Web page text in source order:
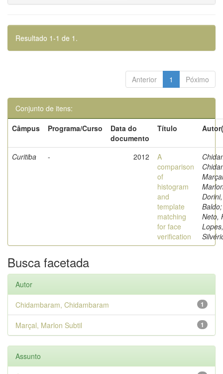
Resultado 1-1 de 1.
Anterior 1 Póximo
Conjunto de itens:
Câmpus
Programa/Curso
Data do
documento
Título
Curitiba - 2012
A
comparison
of
histogram
and
template
matching
for face
verification
Neto,
Busca facetada
Autor
1
Chidambaram, Chidambaram
1
Marçal, Marlon Subtil
Assunto